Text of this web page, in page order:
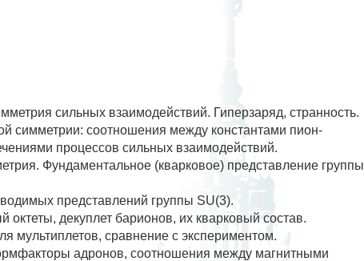
сильных взаимодействий. Гиперзаряд, странность.
симметрии: соотношения между константами пион-
процессов сильных взаимодействий.
Фундаментальное (кварковое) представление группы
представлений группы SU(3).
декуплет барионов, их кварковый состав.
мультиплетов, сравнение с экспериментом.
адронов, соотношения между магнитными